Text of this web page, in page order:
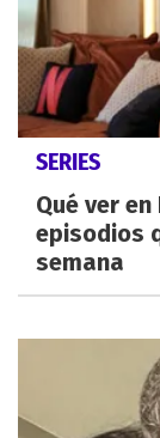
SERIES
Qué ver
episodios
semana